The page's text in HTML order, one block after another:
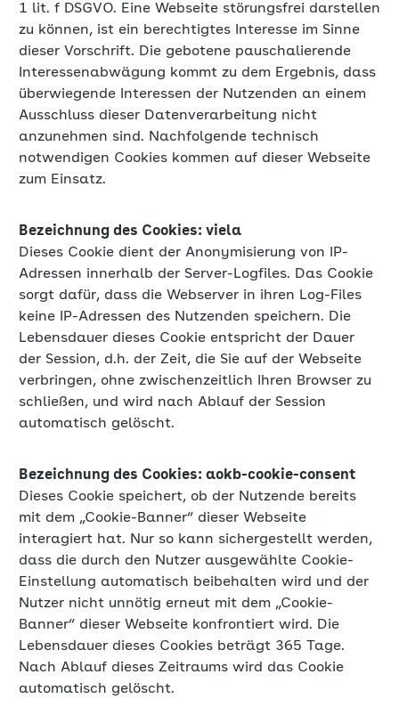
1 lit. f DSGVO. Eine Webseite störungsfrei darstellen
zu können, ist ein berechtigtes Interesse im Sinne
dieser Vorschrift. Die gebotene pauschalierende
Interessenabwägung kommt zu dem Ergebnis, dass
überwiegende Interessen der Nutzenden an einem
Ausschluss dieser Datenverarbeitung nicht
anzunehmen sind. Nachfolgende technisch
notwendigen Cookies kommen auf dieser Webseite
zum Einsatz.
Bezeichnung des Cookies: viela
Dieses Cookie dient der Anonymisierung von IP-
Adressen innerhalb der Server-Logfiles. Das Cookie
sorgt dafür, dass die Webserver in ihren Log-Files
keine IP-Adressen des Nutzenden speichern. Die
Lebensdauer dieses Cookie entspricht der Dauer
der Session, d.h. der Zeit, die Sie auf der Webseite
verbringen, ohne zwischenzeitlich Ihren Browser zu
schließen, und wird nach Ablauf der Session
automatisch gelöscht.
Bezeichnung des Cookies: aokb-cookie-consent
Dieses Cookie speichert, ob der Nutzende bereits
mit dem „Cookie-Banner“ dieser Webseite
interagiert hat. Nur so kann sichergestellt werden,
dass die durch den Nutzer ausgewählte Cookie-
Einstellung automatisch beibehalten wird und der
Nutzer nicht unnötig erneut mit dem „Cookie-
Banner“ dieser Webseite konfrontiert wird. Die
Lebensdauer dieses Cookies beträgt 365 Tage.
Nach Ablauf dieses Zeitraums wird das Cookie
automatisch gelöscht.